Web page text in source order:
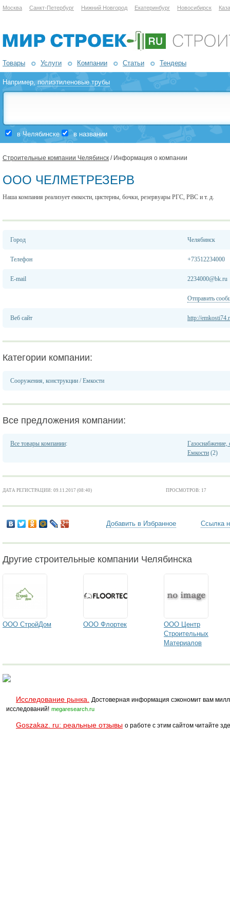
Москва Санкт-Петербург Нижний Новгород Екатеринбург Новосибирск
Товары Услуги Компании Статьи Тендеры
Например,полиэтиленовые трубы
в Челябинске в названии
Строительные компании Челябинск / Информация о компании
ООО ЧЕЛМЕТРЕЗЕРВ
Наша компания реализует емкости, цистерны, бочки, резервуары РГС, РВС и т. д.
Город Челябинск
Телефон +73512234000
E-mail 2234000@bk.ru
Отправить
Веб сайт http://
Категории компании:
Сооружения, конструкции /Емкости
Все предложения компании:
Все товары компании:
Газоснабжение,
Емкости (2)
ДАТА РЕГИСТРАЦИИ: 09.11.2017 (08:40) ПРОСМОТРОВ: 17
Добавить в Избранное Ссылка
Другие строительные компании Челябинска
ООО СтройДом ООО Флортек
ООО Центр
Строительных
Материалов
Исследование рынка.
Достоверная информация сэкономит вам
исследований! megaresearch.ru
Goszakaz. ru: реальные отзывы о работе с этим сайтом читайте